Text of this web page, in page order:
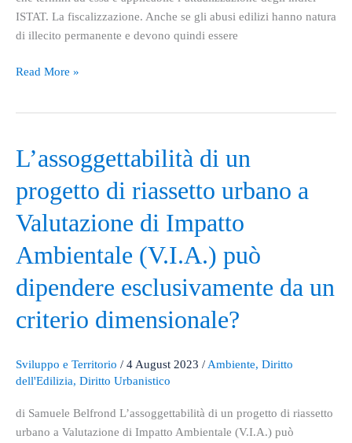
ISTAT. La fiscalizzazione. Anche se gli abusi edilizi hanno natura
di illecito permanente e devono quindi essere
Read More »
L’assoggettabilità di un
progetto di riassetto urbano a
Valutazione di Impatto
Ambientale (V.I.A.) può
dipendere esclusivamente da un
criterio dimensionale?
Sviluppo e Territorio / 4 August 2023 /Ambiente, Diritto
dell'Edilizia, Diritto Urbanistico
di Samuele Belfrond L’assoggettabilità di un progetto di riassetto
urbano a Valutazione di Impatto Ambientale (V.I.A.) può
L’assoggettabilità
di
un
progetto
di
riassetto
urbano
a
Valutazione
di
Ambientale
(V.I.A.)
dipendere
esclusivamente